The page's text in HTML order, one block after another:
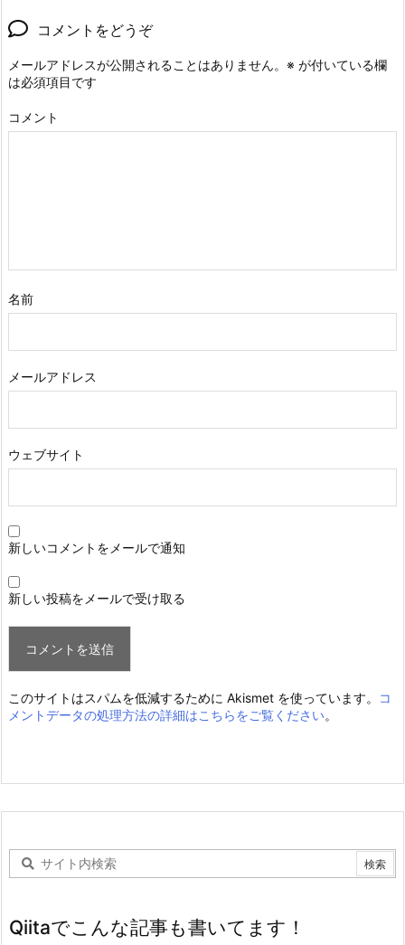
コメントをどうぞ
メールアドレスが公開されることはありません。 ※ が付いている欄
は必須項目です
コメント
名前
メールアドレス
ウェブサイト
新しいコメントをメールで通知
新しい投稿をメールで受け取る
このサイトはスパムを低減するために Akismet を使っています。
コ
メントデータの処理方法の詳細はこちらをご覧ください。
Qiitaでこんな記事も書いてます！